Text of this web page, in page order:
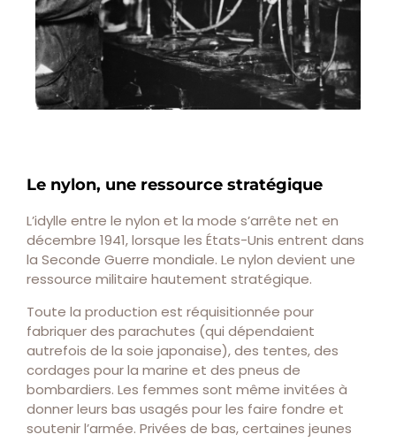
Le nylon, une ressource stratégique
L’idylle entre le nylon et la mode s’arrête net en
décembre 1941, lorsque les États-Unis entrent dans
la Seconde Guerre mondiale. Le nylon devient une
ressource militaire hautement stratégique.
Toute la production est réquisitionnée pour
fabriquer des parachutes (qui dépendaient
autrefois de la soie japonaise), des tentes, des
cordages pour la marine et des pneus de
bombardiers. Les femmes sont même invitées à
donner leurs bas usagés pour les faire fondre et
soutenir l’armée. Privées de bas, certaines jeunes